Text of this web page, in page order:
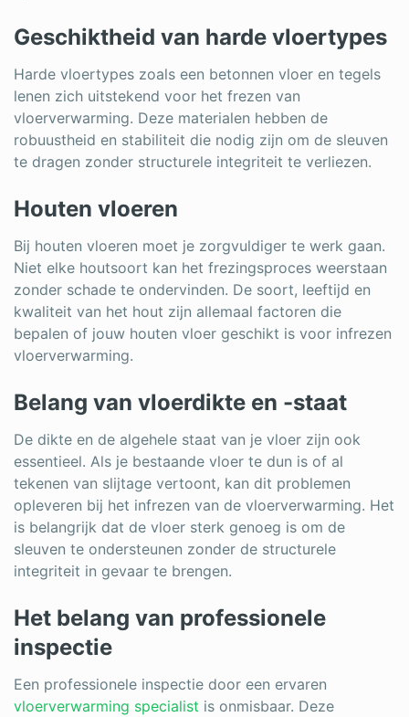
Geschiktheid van harde vloertypes
Harde vloertypes zoals een betonnen vloer en tegels
lenen zich uitstekend voor het frezen van
vloerverwarming. Deze materialen hebben de
robuustheid en stabiliteit die nodig zijn om de sleuven
te dragen zonder structurele integriteit te verliezen.
Houten vloeren
Bij houten vloeren moet je zorgvuldiger te werk gaan.
Niet elke houtsoort kan het frezingsproces weerstaan
zonder schade te ondervinden. De soort, leeftijd en
kwaliteit van het hout zijn allemaal factoren die
bepalen of jouw houten vloer geschikt is voor infrezen
vloerverwarming.
Belang van vloerdikte en -staat
De dikte en de algehele staat van je vloer zijn ook
essentieel. Als je bestaande vloer te dun is of al
tekenen van slijtage vertoont, kan dit problemen
opleveren bij het infrezen van de vloerverwarming. Het
is belangrijk dat de vloer sterk genoeg is om de
sleuven te ondersteunen zonder de structurele
integriteit in gevaar te brengen.
Het belang van professionele
inspectie
Een professionele inspectie door een ervaren
vloerverwarming specialist is onmisbaar. Deze